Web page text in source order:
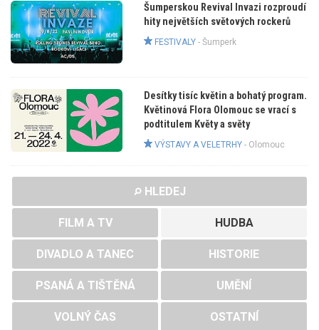
Šumperskou Revival Invazi rozproudí
hity největších světových rockerů
FESTIVALY- Šumperk
Desítky tisíc květin a bohatý program.
Květinová Flora Olomouc se vrací s
podtitulem Květy a světy
VÝSTAVY A VELETRHY- Olomouc
HLEDEJ
FILM A TV HUDBA
DIVADLO A TANEC HISTORIE
PSANÁ A TIŠTĚNÁ UMĚNÍ
VOLNÝ ČAS OSTATNÍ